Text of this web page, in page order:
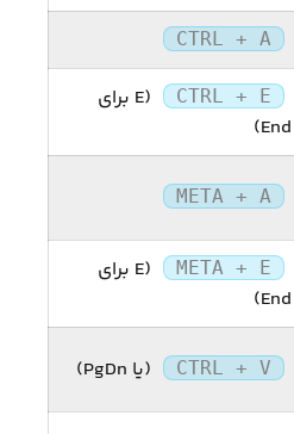
CTRL + A
CTRL + E
(E برای
End)
META + A
META + E
(E برای
End)
CTRL + V (یا PgDn)